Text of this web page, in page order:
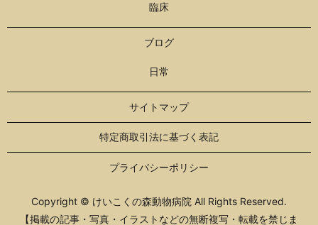
臨床
ブログ
日常
サイトマップ
特定商取引法に基づく表記
プライバシーポリシー
Copyright © けいこくの森動物病院 All Rights Reserved.
【掲載の記事・写真・イラストなどの無断複写・転載を禁じま